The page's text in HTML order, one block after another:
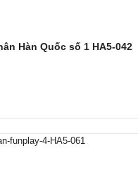
Hàn Quốc số 1 HA5-042